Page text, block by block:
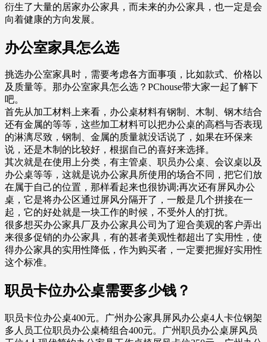
衍生了大量的居家办公家具，而未来的办公家具，也一定是会
向着健康的方向发展。
办公室家具怎么选
挑选办公室家具时，需要考虑各方面事项，比如款式、价格以
及质量等。那办公室家具怎么选？PChouse带大家一起了解下
吧。
首先从加工材料上来看，办公桌材料有钢制、木制、钢木结合
还有金属的等等，这些加工材料可以把办公桌的高档与否表现
的淋漓尽致，钢制、金属的质量就没话说了，如果在环保来
说，还是木制的比较好，根据自己的喜好来选择。
其次就是在使用上分类，有主管桌、职员办公桌、会议桌以及
办公桌等等，这就是说办公家具所使用的场合不同，把它们放
在属于自己的位置，那样看起来也很协调;再次还有屏风办公
桌，它是将办公区通过屏风分隔开了，一般是几个拼接在一
起，它的好处就是一块工作的时候，不受外人的打扰。
很多想买办公家具厂及办公家具公司为了迎合美观的客户弄出
来很多促销的办公家具，有的甚者美观性都超出了实用性，使
得办公家具的实用性降低，作为购买者，一定要把握好实用性
这个标准。
职员卡位办公桌需要多少钱？
职员卡位办公桌400元。广州办公家具屏风办公桌4人卡位钢架
多人员工位职员办公桌椅组合400元。广州职员办公桌屏风员